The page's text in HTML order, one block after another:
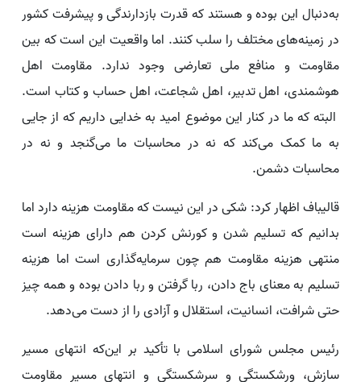
به‌دنبال این بوده و هستند که قدرت بازدارندگی و پیشرفت کشور
در زمینه‌های مختلف را سلب کنند. اما واقعیت این است که بین
مقاومت و منافع ملی تعارضی وجود ندارد. مقاومت اهل
هوشمندی، اهل تدبیر، اهل شجاعت، اهل حساب و کتاب است.
البته که ما در کنار این موضوع امید به خدایی داریم که از جایی
به ما کمک می‌کند که نه در محاسبات ما می‌گنجد و نه در
محاسبات دشمن.
قالیباف اظهار کرد: شکی در این نیست که مقاومت هزینه دارد اما
بدانیم که تسلیم شدن و کورنش کردن هم دارای هزینه است
منتهی هزینه مقاومت هم چون سرمایه‌‌گذاری است اما هزینه
تسلیم به معنای باج دادن، ربا گرفتن و ربا دادن بوده و همه چیز
حتی شرافت، انسانیت، استقلال و آزادی را از دست می‌دهد.
رئیس مجلس شورای اسلامی با تأکید بر این‌که انتهای مسیر
سازش، ورشکستگی و سرشکستگی و انتهای مسیر مقاومت